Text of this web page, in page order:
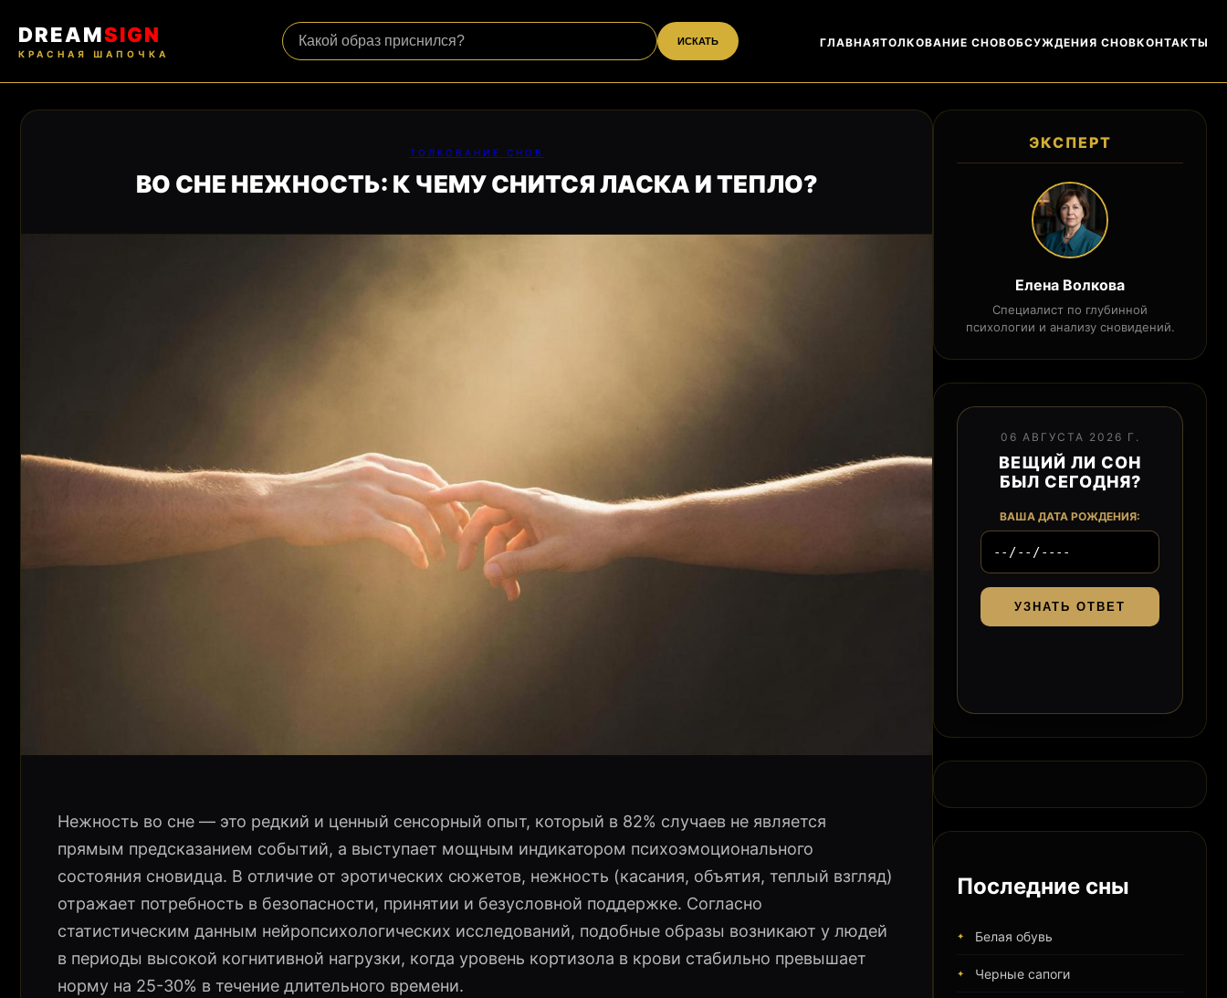
DREAMSIGN
КРАСНАЯ ШАПОЧКА
ИСКАТЬ ГЛАВНАЯТОЛКОВАНИЕ СНОВОБСУЖДЕНИЯ СНОВКОНТАКТЫ
ТОЛКОВАНИЕ СНОВ
ВО СНЕ НЕЖНОСТЬ: К ЧЕМУ СНИТСЯ ЛАСКА И ТЕПЛО?
Нежность во сне — это редкий и ценный сенсорный опыт, который в 82% случаев не является
прямым предсказанием событий, а выступает мощным индикатором психоэмоционального
состояния сновидца. В отличие от эротических сюжетов, нежность (касания, объятия, теплый взгляд)
отражает потребность в безопасности, принятии и безусловной поддержке. Согласно
статистическим данным нейропсихологических исследований, подобные образы возникают у людей
в периоды высокой когнитивной нагрузки, когда уровень кортизола в крови стабильно превышает
норму на 25-30% в течение длительного времени.
ЭКСПЕРТ
Елена Волкова
Специалист по глубинной
психологии и анализу сновидений.
06 АВГУСТА 2026 Г.
ВЕЩИЙ ЛИ СОН
БЫЛ СЕГОДНЯ?
ВАША ДАТА РОЖДЕНИЯ:
УЗНАТЬ ОТВЕТ
Последние сны
Белая обувь
Черные сапоги